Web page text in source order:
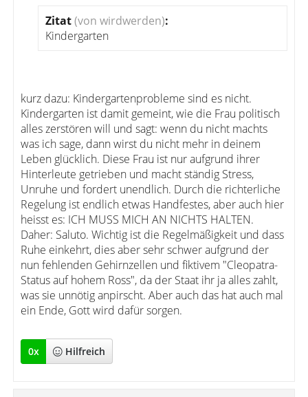
Zitat(von wirdwerden):
Kindergarten
kurz dazu: Kindergartenprobleme sind es nicht.
Kindergarten ist damit gemeint, wie die Frau politisch
alles zerstören will und sagt: wenn du nicht machts
was ich sage, dann wirst du nicht mehr in deinem
Leben glücklich. Diese Frau ist nur aufgrund ihrer
Hinterleute getrieben und macht ständig Stress,
Unruhe und fordert unendlich. Durch die richterliche
Regelung ist endlich etwas Handfestes, aber auch hier
heisst es: ICH MUSS MICH AN NICHTS HALTEN.
Daher: Saluto. Wichtig ist die Regelmäßigkeit und dass
Ruhe einkehrt, dies aber sehr schwer aufgrund der
nun fehlenden Gehirnzellen und fiktivem "Cleopatra-
Status auf hohem Ross", da der Staat ihr ja alles zahlt,
was sie unnötig anpirscht. Aber auch das hat auch mal
ein Ende, Gott wird dafür sorgen.
0x Hilfreich